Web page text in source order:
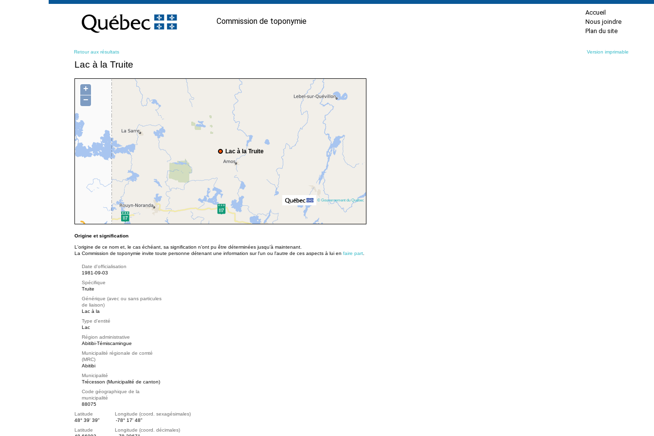
contenu
Commission de toponymie
Accueil
Nous joindre
Plan du site
Retour aux résultats Version imprimable
Lac à la Truite
Lac à la Truite
+
−
© Gouvernement du Québec
Origine et signification
L'origine de ce nom et, le cas échéant, sa signification n’ont pu être déterminées jusqu’à maintenant.
La Commission de toponymie invite toute personne détenant une information sur l'un ou l'autre de ces aspects à lui en faire part
Date d'officialisation
1981-09-03
Spécifique
Truite
Générique (avec ou sans particules
de liaison)
Lac à la
Type d'entité
Lac
Région administrative
Abitibi-Témiscamingue
Municipalité régionale de comté
(MRC)
Abitibi
Municipalité
Trécesson (Municipalité de canton)
Code géographique de la
municipalité
88075
Latitude Longitude (coord. sexagésimales)
48° 39' 39"
-78° 17' 48"
Latitude Longitude (coord. décimales)